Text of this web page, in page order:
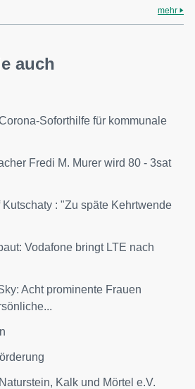
mehr
auch
Soforthilfe für kommunale
Fredi M. Murer wird 80 - 3sat
: "Zu späte Kehrtwende
Vodafone bringt LTE nach
Acht prominente Frauen
Kalk und Mörtel e.V.